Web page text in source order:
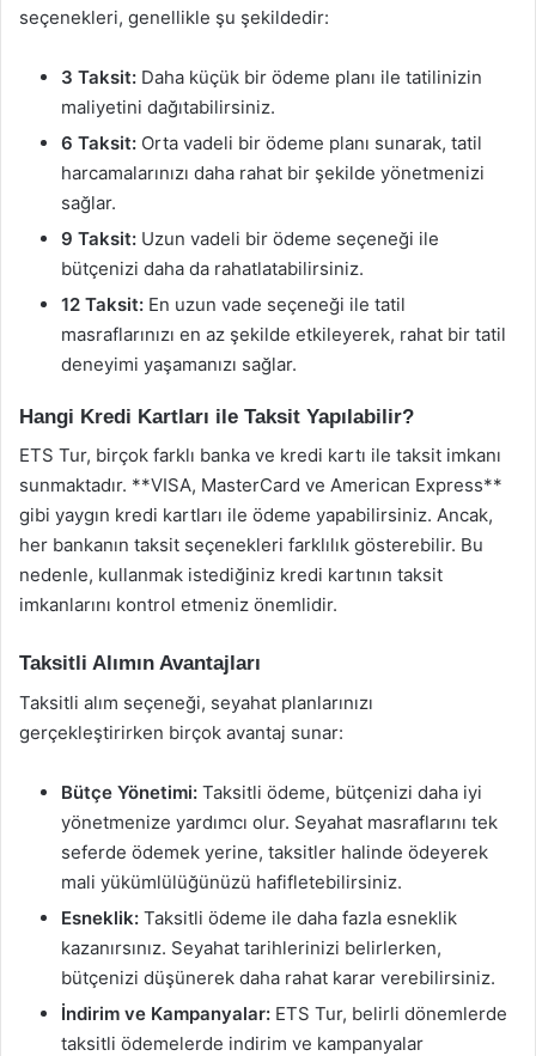
seçenekleri, genellikle şu şekildedir:
3 Taksit: Daha küçük bir ödeme planı ile tatilinizin
maliyetini dağıtabilirsiniz.
6 Taksit: Orta vadeli bir ödeme planı sunarak, tatil
harcamalarınızı daha rahat bir şekilde yönetmenizi
sağlar.
9 Taksit: Uzun vadeli bir ödeme seçeneği ile
bütçenizi daha da rahatlatabilirsiniz.
12 Taksit: En uzun vade seçeneği ile tatil
masraflarınızı en az şekilde etkileyerek, rahat bir tatil
deneyimi yaşamanızı sağlar.
Hangi Kredi Kartları ile Taksit Yapılabilir?
ETS Tur, birçok farklı banka ve kredi kartı ile taksit imkanı
sunmaktadır. **VISA, MasterCard ve American Express**
gibi yaygın kredi kartları ile ödeme yapabilirsiniz. Ancak,
her bankanın taksit seçenekleri farklılık gösterebilir. Bu
nedenle, kullanmak istediğiniz kredi kartının taksit
imkanlarını kontrol etmeniz önemlidir.
Taksitli Alımın Avantajları
Taksitli alım seçeneği, seyahat planlarınızı
gerçekleştirirken birçok avantaj sunar:
Bütçe Yönetimi: Taksitli ödeme, bütçenizi daha iyi
yönetmenize yardımcı olur. Seyahat masraflarını tek
seferde ödemek yerine, taksitler halinde ödeyerek
mali yükümlülüğünüzü hafifletebilirsiniz.
Esneklik: Taksitli ödeme ile daha fazla esneklik
kazanırsınız. Seyahat tarihlerinizi belirlerken,
bütçenizi düşünerek daha rahat karar verebilirsiniz.
İndirim ve Kampanyalar: ETS Tur, belirli dönemlerde
taksitli ödemelerde indirim ve kampanyalar